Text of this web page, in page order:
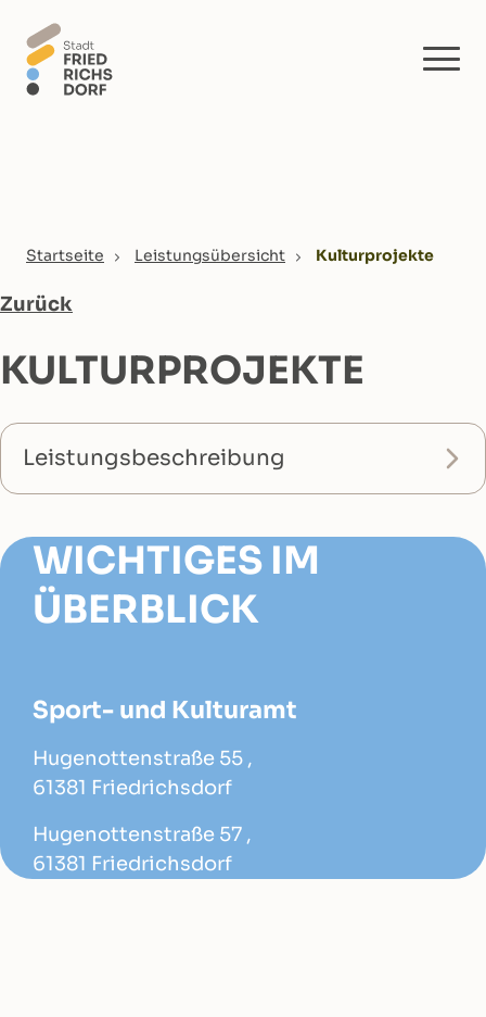
You are here:
Startseite Leistungsübersicht Kulturprojekte
Zurück
KULTURPROJEKTE
Leistungsbeschreibung
WICHTIGES IM
ÜBERBLICK
Sport- und Kulturamt
Hugenottenstraße 55 ,
61381 Friedrichsdorf
Hugenottenstraße 57 ,
61381 Friedrichsdorf